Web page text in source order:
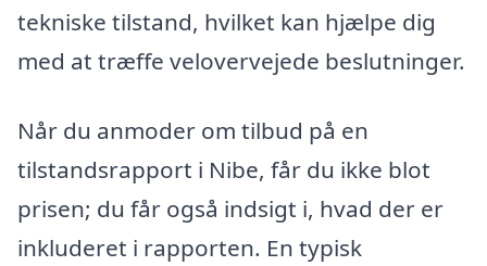
tekniske tilstand, hvilket kan hjælpe dig
med at træffe velovervejede beslutninger.
Når du anmoder om tilbud på en
tilstandsrapport i Nibe, får du ikke blot
prisen; du får også indsigt i, hvad der er
inkluderet i rapporten. En typisk